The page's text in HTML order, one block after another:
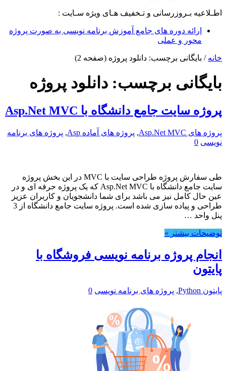
اطـلاعیه بـروزرسانی و تـخفیف هـای ویژه سـایت :
ارائه دوره های جامع آموزش برنامه نویسی به صورت پروژه
محور و عملی
خانه / بایگانی برچسب: دانلود پروژه (صفحه 2)
بایگانی برچسب: دانلود پروژه
پروژه سایت جامع دانشگاه با Asp.Net MVC
پروژه های Asp.Net MVC , پروژه های آماده Asp , پروژه های برنامه
نویسی 0
طی سفارش پروژه طراحی سایت با MVC در این بخش پروژه
سایت جامع دانشگاه با Asp.Net MVC که یک پروژه حرفه ای و در
عین حال کامل نیز می باشد برای شما دانشجویان و کاربران عزیز
طراحی و پیاده سازی شده است. پروژه سایت جامع دانشگاه از 3
پنل واحد …
توضیحات بیشتر »
انجام پروژه برنامه نویسی فروشگاه با
پایتون
پایتون Python , پروژه های برنامه نویسی 0